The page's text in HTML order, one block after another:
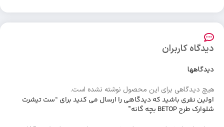
دیدگاه کاربران
دیدگاهها
هیچ دیدگاهی برای این محصول نوشته نشده است.
اولین نفری باشید که دیدگاهی را ارسال می کنید برای “ست تیشرت
شلوارک طرح BETOP بچه گانه”